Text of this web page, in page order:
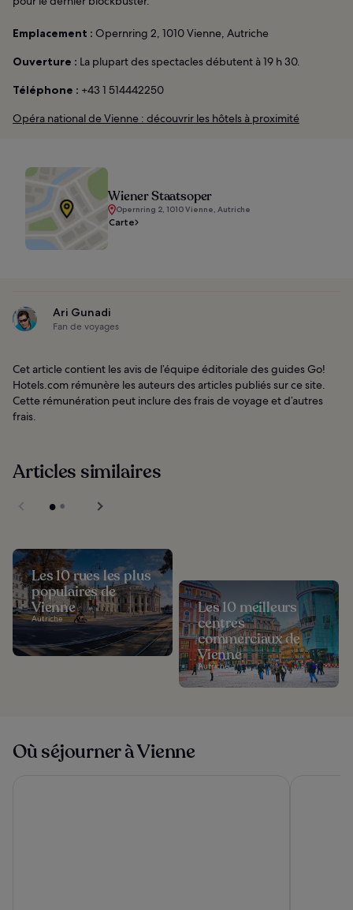
Emplacement : Opernring 2, 1010 Vienne, Autriche
Ouverture : La plupart des spectacles débutent à 19 h 30.
Téléphone : +43 1 514442250
Opéra national de Vienne : découvrir les hôtels à proximité
Wiener Staatsoper
Opernring 2, 1010 Vienne, Autriche
Carte
Ari Gunadi
Fan de voyages
Cet article contient les avis de l’équipe éditoriale des guides Go!
Hotels.com rémunère les auteurs des articles publiés sur ce site.
Cette rémunération peut inclure des frais de voyage et d’autres
frais.
Articles similaires
Les 10 rues les plus
populaires de
Vienne
Autriche
Les 10 meilleurs
centres
commerciaux de
Vienne
Autriche
Où séjourner à Vienne